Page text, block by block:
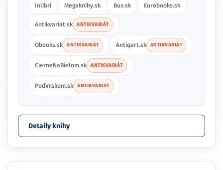
Inlibri Megaknihy.sk Bux.sk Eurobooks.sk
Antikvariat.sk ANTIKVARIÁT
Obooks.sk ANTIKVARIÁT Antiqart.sk ANTIKVARIÁT
CierneNaBielom.sk ANTIKVARIÁT
PodVrskom.sk ANTIKVARIÁT
Detaily knihy